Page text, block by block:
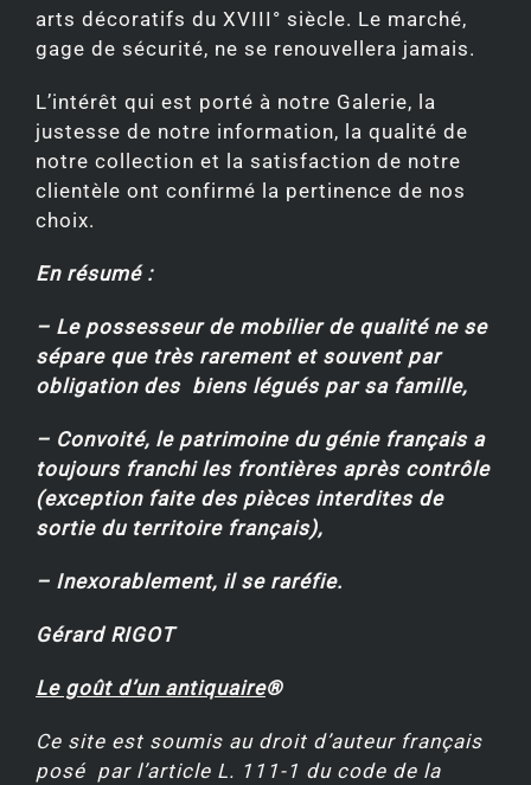
arts décoratifs du XVIII° siècle. Le marché,
gage de sécurité, ne se renouvellera jamais.
L’intérêt qui est porté à notre Galerie, la
justesse de notre information, la qualité de
notre collection et la satisfaction de notre
clientèle ont confirmé la pertinence de nos
choix.
En résumé :
– Le possesseur de mobilier de qualité ne se
sépare que très rarement et souvent par
obligation des biens légués par sa famille,
– Convoité, le patrimoine du génie français a
toujours franchi les frontières après contrôle
(exception faite des pièces interdites de
sortie du territoire français),
– Inexorablement, il se raréfie.
Gérard RIGOT
Le goût d’un antiquaire®
Ce site est soumis au droit d’auteur français
posé par l’article L. 111-1 du code de la